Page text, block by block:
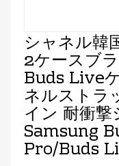
シャネル
2ケースブ
Buds Live
ネルストラ
イン 耐衝
Samsung
Pro/Buds